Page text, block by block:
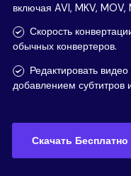
Покупка
Mac
UniConverter для
Больше инструментов
Блог
Пользователи
Фотография
ВидеоурокиПосмотрите
Поддержка
search
включая AVI, MKV, MOV,
Скорость
обычных конвертеров.
Редактировать
добавлением субтитров
Скачать Бесплатно